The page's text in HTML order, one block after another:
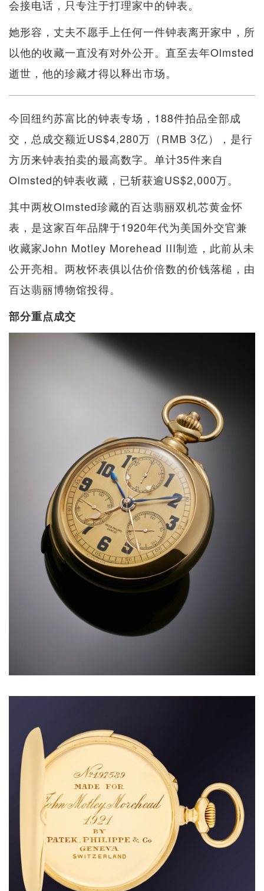
会接电话，只专注于打理家中的钟表。
她形容，丈夫不愿手上任何一件钟表离开家中，所
以他的收藏一直没有对外公开。直至去年Olmsted
逝世，他的珍藏才得以释出市场。
今回纽约苏富比的钟表专场，188件拍品全部成
交，总成交额近US$4,280万（RMB 3亿），是行
方历来钟表拍卖的最高数字。单计35件来自
Olmsted的钟表收藏，已斩获逾US$2,000万。
其中两枚Olmsted珍藏的百达翡丽双机芯黄金怀
表，是这家百年品牌于1920年代为美国外交官兼
收藏家John Motley Morehead III制造，此前从未
公开亮相。两枚怀表俱以估价倍数的价钱落槌，由
百达翡丽博物馆投得。
部分重点成交